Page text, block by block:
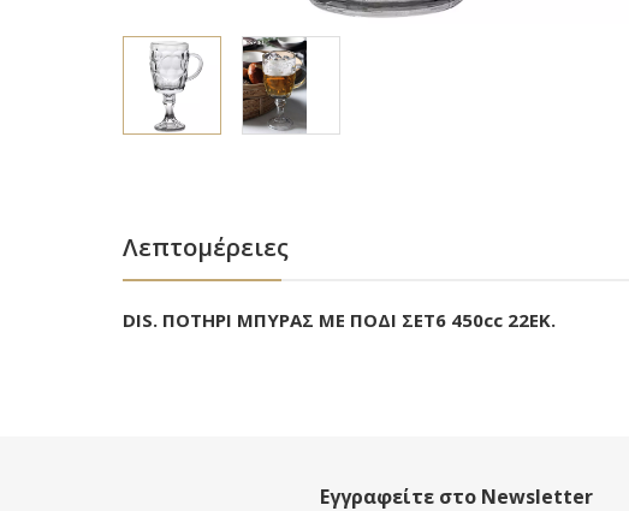
Λεπτομέρειες
DIS. ΠΟΤΗΡΙ ΜΠΥΡΑΣ ΜΕ ΠΟΔΙ ΣΕΤ6 450cc 22ΕΚ.
Εγγραφείτε στο Newsletter